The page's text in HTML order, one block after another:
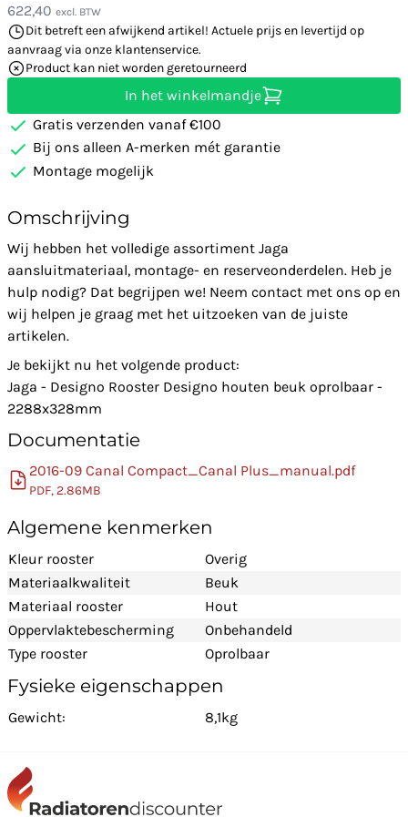
622,40 excl. BTW
Dit betreft een afwijkend artikel! Actuele prijs en levertijd op
aanvraag via onze klantenservice.
Product kan niet worden geretourneerd
In het winkelmandje
Gratis verzenden vanaf €100
Bij ons alleen A-merken mét garantie
Montage mogelijk
Omschrijving
Wij hebben het volledige assortiment Jaga
aansluitmateriaal, montage- en reserveonderdelen. Heb je
hulp nodig? Dat begrijpen we! Neem contact met ons op en
wij helpen je graag met het uitzoeken van de juiste
artikelen.
Je bekijkt nu het volgende product:
Jaga - Designo Rooster Designo houten beuk oprolbaar -
2288x328mm
Documentatie
2016-09 Canal Compact_Canal Plus_manual.pdf
PDF, 2.86MB
Algemene kenmerken
Kleur rooster
Overig
Materiaalkwaliteit
Beuk
Materiaal rooster
Hout
Oppervlaktebescherming
Onbehandeld
Type rooster
Oprolbaar
Fysieke eigenschappen
Gewicht: 8,1kg